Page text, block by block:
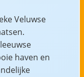
Veluwse
haven en